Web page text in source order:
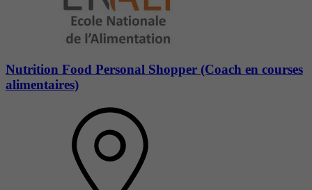
Nutrition Food Personal Shopper (Coach en courses
alimentaires)